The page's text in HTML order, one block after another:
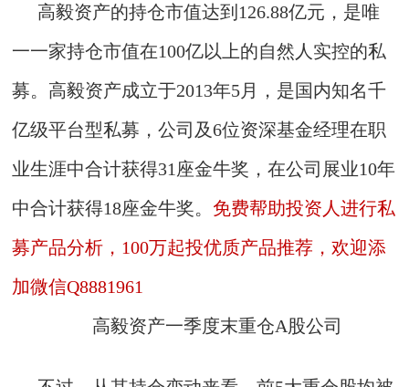
高毅资产的持仓市值达到126.88亿元，是唯
一一家持仓市值在100亿以上的自然人实控的私
募。高毅资产成立于2013年5月，是国内知名千
亿级平台型私募，公司及6位资深基金经理在职
业生涯中合计获得31座金牛奖，在公司展业10年
中合计获得18座金牛奖。 免费帮助投资人进行私
募产品分析，100万起投优质产品推荐，欢迎添
加微信Q8881961
高毅资产一季度末重仓A股公司